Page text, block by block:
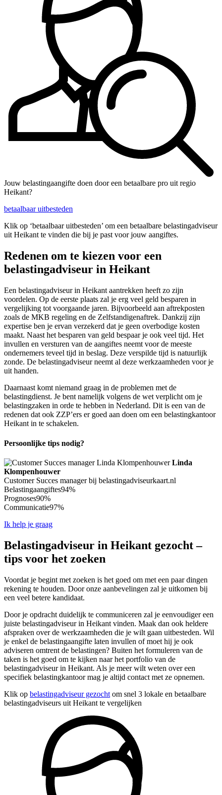
Jouw belastingaangifte doen door een betaalbare pro uit regio
Heikant?
betaalbaar uitbesteden
Klik op ‘betaalbaar uitbesteden’ om een betaalbare belastingadviseur
uit Heikant te vinden die bij je past voor jouw aangiftes.
Redenen om te kiezen voor een
belastingadviseur in Heikant
Een belastingadviseur in Heikant aantrekken heeft zo zijn
voordelen. Op de eerste plaats zal je erg veel geld besparen in
vergelijking tot voorgaande jaren. Bijvoorbeeld aan aftrekposten
zoals de MKB regeling en de Zelfstandigenaftrek. Dankzij zijn
expertise ben je ervan verzekerd dat je geen overbodige kosten
maakt. Naast het besparen van geld bespaar je ook veel tijd. Het
invullen en versturen van de aangiftes neemt voor de meeste
ondernemers teveel tijd in beslag. Deze verspilde tijd is natuurlijk
zonde. De belastingadviseur neemt al deze werkzaamheden voor je
uit handen.
Daarnaast komt niemand graag in de problemen met de
belastingdienst. Je bent namelijk volgens de wet verplicht om je
belastingzaken in orde te hebben in Nederland. Dit is een van de
redenen dat ook ZZP’ers er goed aan doen om een belastingkantoor
Heikant in te schakelen.
Persoonlijke tips nodig?
Linda
Klompenhouwer
Customer Succes manager bij belastingadviseurkaart.nl
Belastingaangiftes94%
Prognoses90%
Communicatie97%
Ik help je graag
Belastingadviseur in Heikant gezocht –
tips voor het zoeken
Voordat je begint met zoeken is het goed om met een paar dingen
rekening te houden. Door onze aanbevelingen zal je uitkomen bij
een veel betere kandidaat.
Door je opdracht duidelijk te communiceren zal je eenvoudiger een
juiste belastingadviseur in Heikant vinden. Maak dan ook heldere
afspraken over de werkzaamheden die je wilt gaan uitbesteden. Wil
je enkel de belastingaangifte laten invullen of moet hij je ook
adviseren omtrent de belastingen? Buiten het formuleren van de
taken is het goed om te kijken naar het portfolio van de
belastingadviseur in Heikant. Als je meer wilt weten over een
specifiek belastingkantoor mag je altijd contact met ze opnemen.
Klik op belastingadviseur gezocht om snel 3 lokale en betaalbare
belastingadviseurs uit Heikant te vergelijken